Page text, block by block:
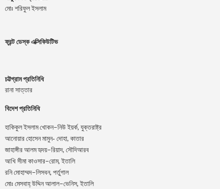
মোঃ শরিফুল ইসলাম
ফ্রন্ট ডেস্ক এক্সিকিউটিভ
চট্টগ্রাম প্রতিনিধি
রানা সাত্তার
বিদেশ প্রতিনিধি
হাকিকুল ইসলাম খোকন–নিউ ইয়র্ক, যুক্তরাষ্ট্র
আনোয়ার হোসেন মামুন- দোহা, কাতার
জাহাঙ্গীর আলম হৃদয়–রিয়াদ, সৌদিআরব
আখি সীমা কাওসার–রোম,ইতালি
রনি মোহাম্মদ–লিসবন, পর্তুগাল
মোঃ মেসবাহ্ উদ্দিন আলাল–ভেনিস,ইতালি